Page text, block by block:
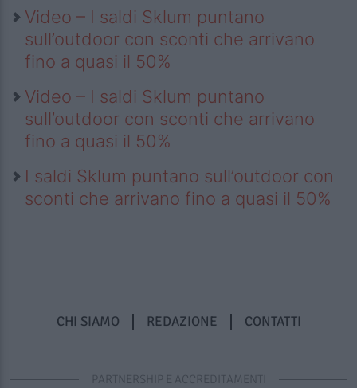
Video – I saldi Sklum puntano
sull’outdoor con sconti che arrivano
fino a quasi il 50%
Video – I saldi Sklum puntano
sull’outdoor con sconti che arrivano
fino a quasi il 50%
I saldi Sklum puntano sull’outdoor con
sconti che arrivano fino a quasi il 50%
CHI SIAMO REDAZIONE CONTATTI
PARTNERSHIP E ACCREDITAMENTI